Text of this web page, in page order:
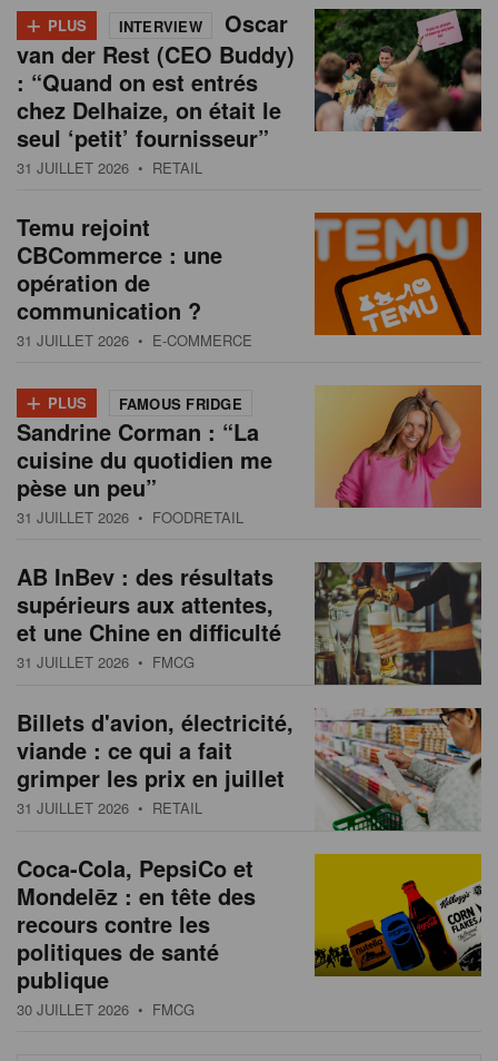
+ PLUS INTERVIEW
Oscar
van der Rest (CEO Buddy)
: “Quand on est entrés
chez Delhaize, on était le
seul ‘petit’ fournisseur”
31 JUILLET 2026 • RETAIL
Temu rejoint
CBCommerce : une
opération de
communication ?
31 JUILLET 2026 • E-COMMERCE
+ PLUS FAMOUS FRIDGE
Sandrine Corman : “La
cuisine du quotidien me
pèse un peu”
31 JUILLET 2026 • FOODRETAIL
AB InBev : des résultats
supérieurs aux attentes,
et une Chine en difficulté
31 JUILLET 2026 • FMCG
Billets d'avion, électricité,
viande : ce qui a fait
grimper les prix en juillet
31 JUILLET 2026 • RETAIL
Coca-Cola, PepsiCo et
Mondelēz : en tête des
recours contre les
politiques de santé
publique
30 JUILLET 2026 • FMCG